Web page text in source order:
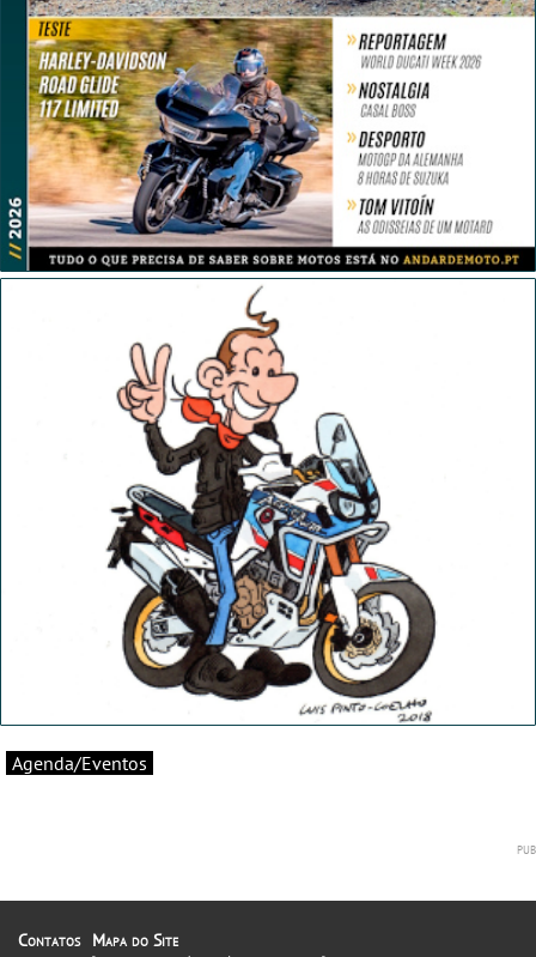
Agenda/Eventos
Contatos Mapa do Site